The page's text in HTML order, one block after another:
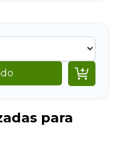

para